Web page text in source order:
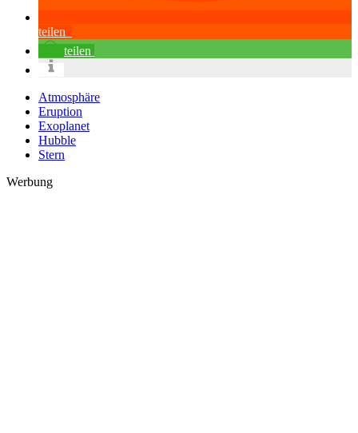
teilen
teilen
Atmosphäre
Eruption
Exoplanet
Hubble
Stern
Werbung